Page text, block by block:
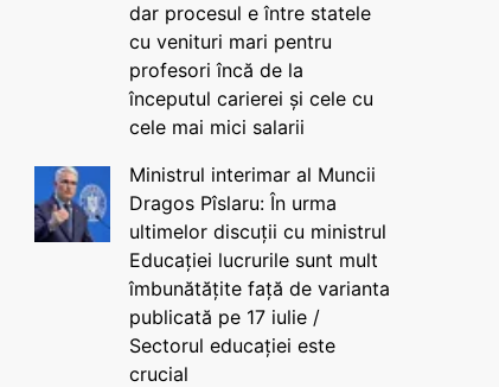
dar procesul e între statele
cu venituri mari pentru
profesori încă de la
începutul carierei și cele cu
cele mai mici salarii
Ministrul interimar al Muncii
Dragos Pîslaru: În urma
ultimelor discuții cu ministrul
Educației lucrurile sunt mult
îmbunătățite față de varianta
publicată pe 17 iulie /
Sectorul educației este
crucial